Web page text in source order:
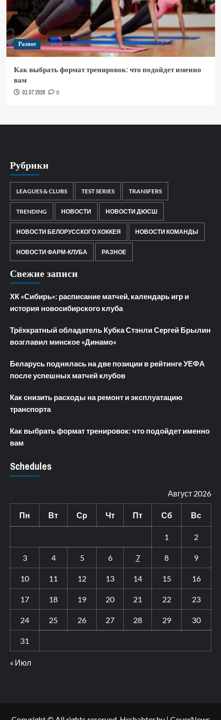
Разное
Как выбрать формат тренировок: что подойдет именно
вам
01.07.2026 0
Рубрики
LEAGUES & CLUBS TEST SERIES TRANSFERS
TRENDING НОВОСТИ НОВОСТИ ДЮСШ
НОВОСТИ БЕЛОРУССКОГО ХОККЕЯ НОВОСТИ КОМАНДЫ
НОВОСТИ ФАРМ-КЛУБА РАЗНОЕ
Свежие записи
ХК «Сибирь»: расписание матчей, календарь игр и
история новосибирского клуба
Трёхкратный обладатель Кубка Стэнли Сергей Брылин
возглавил минское «Динамо»
Беларусь поднялась на две позиции в рейтинге УЕФА
после успешных матчей клубов
Как снизить расходы на ремонт и эксплуатацию
транспорта
Как выбрать формат тренировок: что подойдет именно
вам
Schedules
Август 2026
Пн Вт Ср Чт Пт Сб Вс
1 2
3 4 5 6 7 8 9
10 11 12 13 14 15 16
17 18 19 20 21 22 23
24 25 26 27 28 29 30
31
« Июл